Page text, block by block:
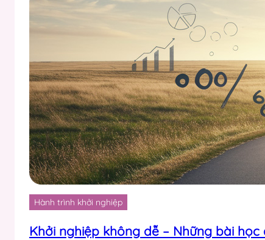
Hành trình khởi nghiệp
Khởi nghiệp không dễ – Những bài